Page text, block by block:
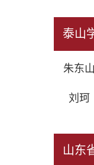
泰山
朱东
刘珂
山东